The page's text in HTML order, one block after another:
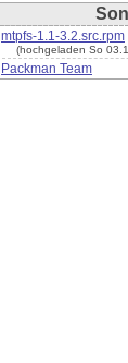
mtpfs-1.1-3.2.src.rpm
(hochgeladen So
Packman Team